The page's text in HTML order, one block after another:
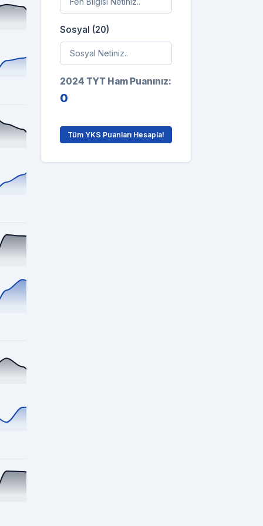
Sosyal (20)
2024 TYT Ham Puanınız:
0
Tüm YKS Puanları Hesapla!